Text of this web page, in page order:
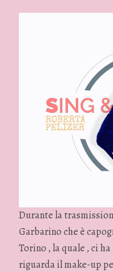
Durante la
Garbarino che è
Torino , la quale , ci
riguarda il make-up